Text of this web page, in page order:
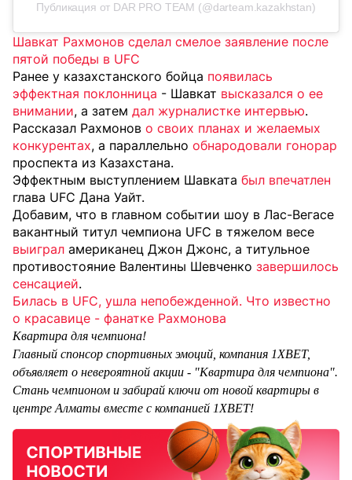
Публикация от DAR PRO TEAM (@darteam.kazakhstan)
Шавкат Рахмонов сделал смелое заявление после
пятой победы в UFC
Ранее у казахстанского бойца появилась
эффектная поклонница - Шавкат высказался о ее
внимании, а затем дал журналистке интервью.
Рассказал Рахмонов о своих планах и желаемых
конкурентах, а параллельно обнародовали гонорар
проспекта из Казахстана.
Эффектным выступлением Шавката был впечатлен
глава UFC Дана Уайт.
Добавим, что в главном событии шоу в Лас-Вегасе
вакантный титул чемпиона UFC в тяжелом весе
выиграл американец Джон Джонс, а титульное
противостояние Валентины Шевченко завершилось
сенсацией.
Билась в UFC, ушла непобежденной. Что известно
о красавице - фанатке Рахмонова
Квартира для чемпиона!
Главный спонсор спортивных эмоций, компания 1XBET,
объявляет о невероятной акции - "Квартира для чемпиона".
Стань чемпионом и забирай ключи от новой квартиры в
центре Алматы вместе с компанией 1XBET!